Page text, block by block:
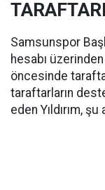
Samsunspor
hesabı
öncesinde
taraftarların
eden Yıldırım,